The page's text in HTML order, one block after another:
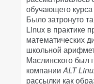
обучающего
Было затронуто
Linux в практике
математических
школьной
Маслинского был
компанииALT
рассылки как